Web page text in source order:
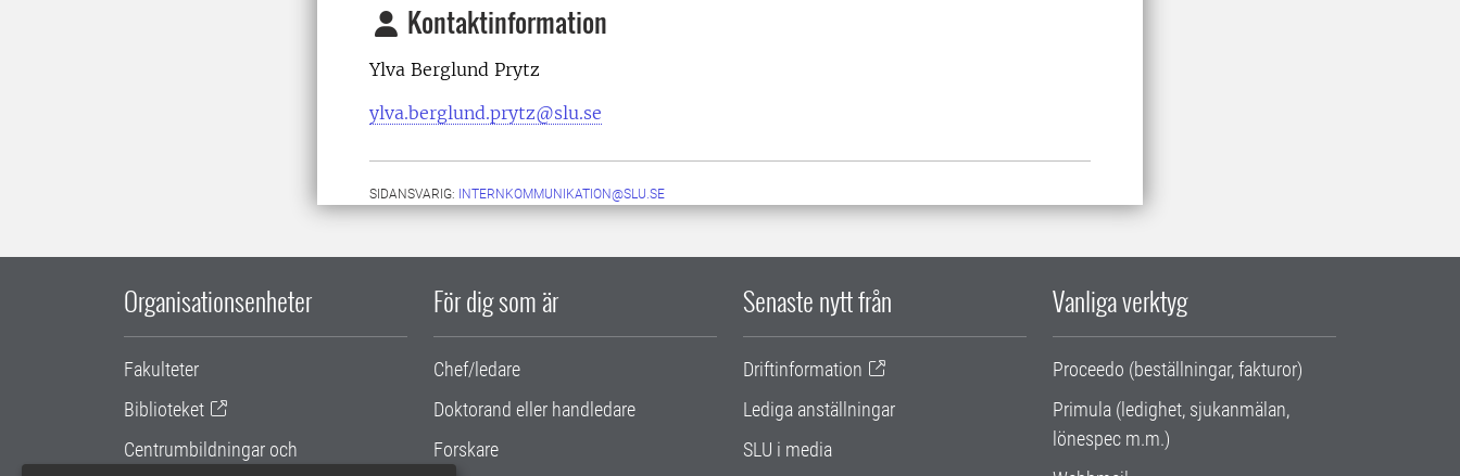
Kontaktinformation
Ylva Berglund Prytz
ylva.berglund.prytz@slu.se
SIDANSVARIG: INTERNKOMMUNIKATION@SLU.SE
Organisationsenheter
Fakulteter
Biblioteket
Centrumbildningar och
För dig som är
Chef/ledare
Doktorand eller handledare
Forskare
Senaste nytt från
Driftinformation
Lediga anställningar
SLU i media
Vanliga verktyg
Proceedo (beställningar, fakturor)
Primula (ledighet, sjukanmälan,
lönespec m.m.)